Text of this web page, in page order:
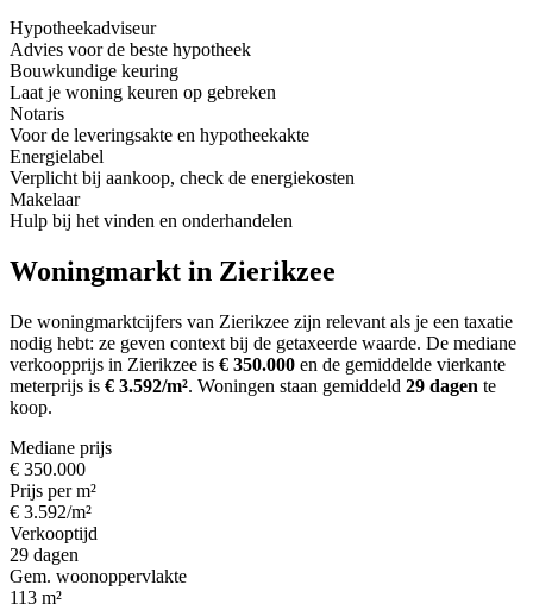
Hypotheekadviseur
Advies voor de beste hypotheek
Bouwkundige keuring
Laat je woning keuren op gebreken
Notaris
Voor de leveringsakte en hypotheekakte
Energielabel
Verplicht bij aankoop, check de energiekosten
Makelaar
Hulp bij het vinden en onderhandelen
Woningmarkt in Zierikzee
De woningmarktcijfers van Zierikzee zijn relevant als je een taxatie
nodig hebt: ze geven context bij de getaxeerde waarde. De mediane
verkoopprijs in Zierikzee is € 350.000 en de gemiddelde vierkante
meterprijs is € 3.592/m². Woningen staan gemiddeld 29 dagen te
koop.
Mediane prijs
€ 350.000
Prijs per m²
€ 3.592/m²
Verkooptijd
29 dagen
Gem. woonoppervlakte
113 m²